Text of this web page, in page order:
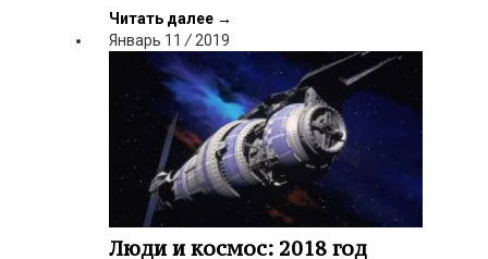
Читать далее →
Январь 11 / 2019
Люди и космос: 2018 год